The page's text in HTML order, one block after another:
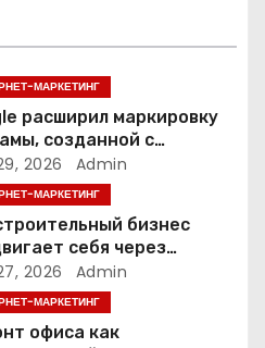
МАРКЕТИНГ
расширил маркировку
созданной с
искусственного
2026 Admin
МАРКЕТИНГ
бизнес
себя через
кейс кровельных
2026 Admin
МАРКЕТИНГ
офиса как